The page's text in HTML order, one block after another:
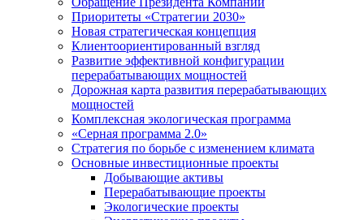
Приоритеты «Стратегии 2030»
Новая стратегическая концепция
Клиентоориентированный взгляд
Развитие эффективной конфигурации
перерабатывающих мощностей
Дорожная карта развития перерабатывающих
мощностей
Комплексная экологическая программа
«Серная программа 2.0»
Стратегия по борьбе с изменением климата
Основные инвестиционные проекты
Добывающие активы
Перерабатывающие проекты
Экологические проекты